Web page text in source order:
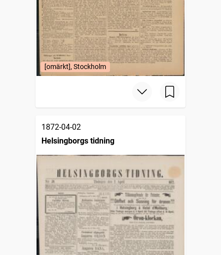
[omärkt], Stockholm
1872-04-02
Helsingborgs tidning